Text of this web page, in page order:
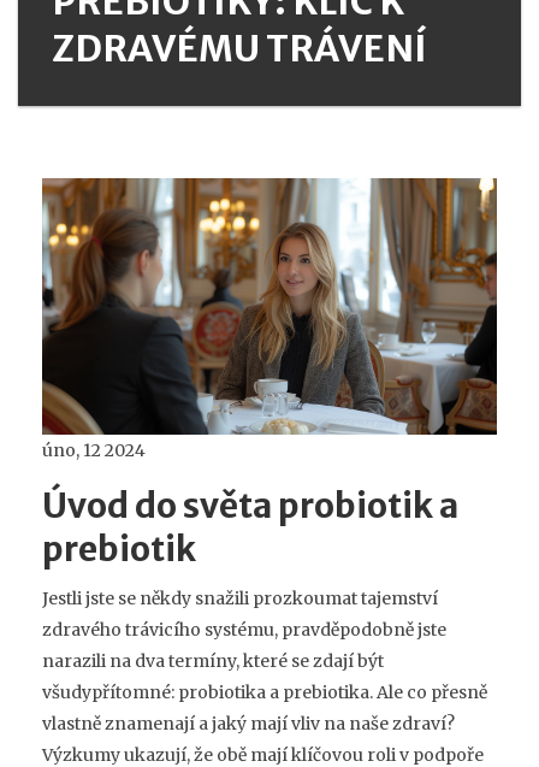
ZDRAVÉMU TRÁVENÍ
úno, 12 2024
Úvod do světa probiotik a
prebiotik
Jestli jste se někdy snažili prozkoumat tajemství
zdravého trávicího systému, pravděpodobně jste
narazili na dva termíny, které se zdají být
všudypřítomné: probiotika a prebiotika. Ale co přesně
vlastně znamenají a jaký mají vliv na naše zdraví?
Výzkumy ukazují, že obě mají klíčovou roli v podpoře